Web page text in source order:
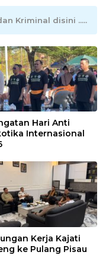
Kriminal disini .....
Hari Anti
Internasional
Kerja Kajati
ke Pulang Pisau